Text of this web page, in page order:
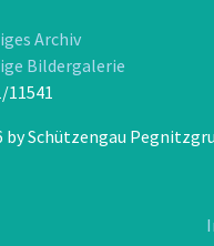
Archiv
Bildergalerie
11541
by Schützengau